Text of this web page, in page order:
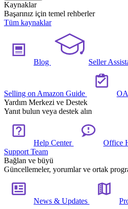
Kaynaklar
Başarınız için temel rehberler
Tüm kaynaklar
Blog Seller
Selling on Amazon Guide
Yardım Merkezi ve Destek
Yanıt bulun veya destek alın
Help Center Office
Support Team
Bağlan ve büyü
Güncellemeler, yorumlar ve ortak
News & Updates